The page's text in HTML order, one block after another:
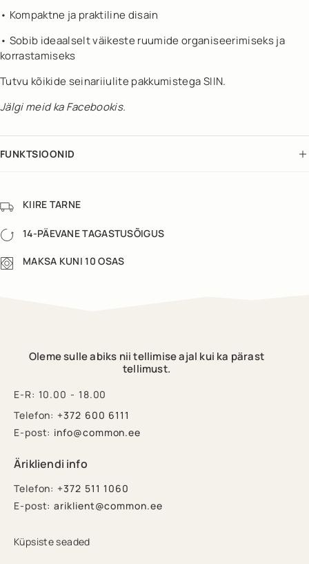
• Kompaktne ja praktiline disain
• Sobib ideaalselt väikeste ruumide organiseerimiseks ja
korrastamiseks
Tutvu kõikide seinariiulite pakkumistega SIIN.
Jälgi meid kaFacebookis.
FUNKTSIOONID
KIIRE TARNE
14-PÄEVANE TAGASTUSÕIGUS
MAKSA KUNI 10 OSAS
Oleme sulle abiks nii tellimise ajal kui ka pärast
tellimust.
E-R: 10.00 - 18.00
Telefon: +372 600 6111
E-post: info@common.ee
Ärikliendi info
Telefon: +372 511 1060
E-post: ariklient@common.ee
Küpsiste seaded